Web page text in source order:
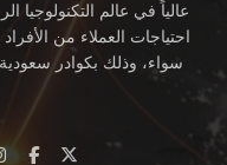
عالياً في عالم التكنولوجيا
احتياجات العملاء من
سواء، وذلك بكوادر